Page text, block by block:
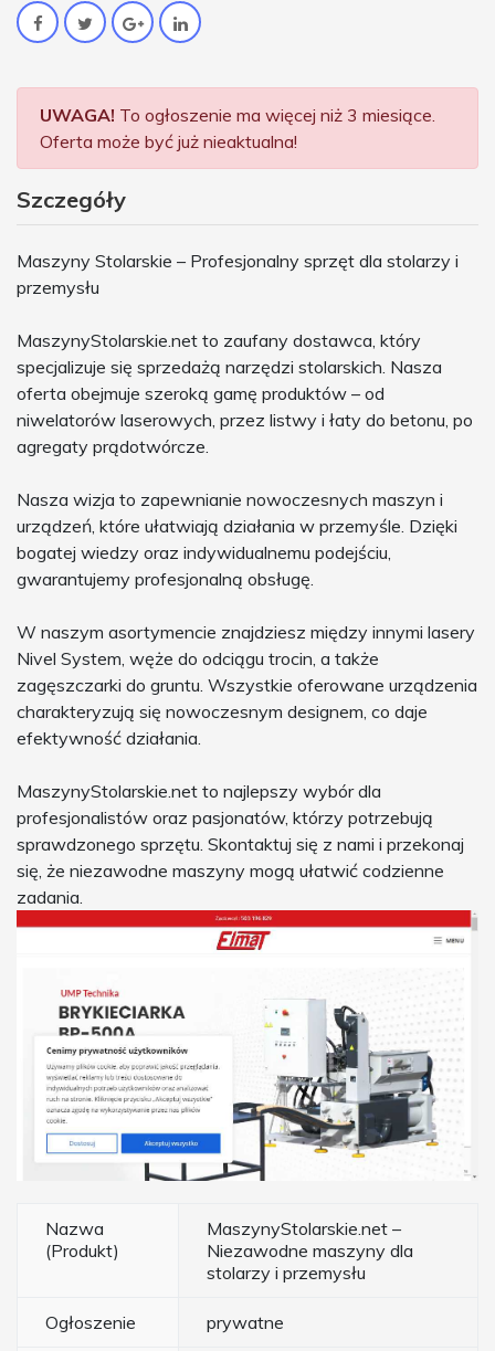
UWAGA! To ogłoszenie ma więcej niż 3 miesiące.
Oferta może być już nieaktualna!
Szczegóły
Maszyny Stolarskie – Profesjonalny sprzęt dla stolarzy i
przemysłu
MaszynyStolarskie.net to zaufany dostawca, który
specjalizuje się sprzedażą narzędzi stolarskich. Nasza
oferta obejmuje szeroką gamę produktów – od
niwelatorów laserowych, przez listwy i łaty do betonu, po
agregaty prądotwórcze.
Nasza wizja to zapewnianie nowoczesnych maszyn i
urządzeń, które ułatwiają działania w przemyśle. Dzięki
bogatej wiedzy oraz indywidualnemu podejściu,
gwarantujemy profesjonalną obsługę.
W naszym asortymencie znajdziesz między innymi lasery
Nivel System, węże do odciągu trocin, a także
zagęszczarki do gruntu. Wszystkie oferowane urządzenia
charakteryzują się nowoczesnym designem, co daje
efektywność działania.
MaszynyStolarskie.net to najlepszy wybór dla
profesjonalistów oraz pasjonatów, którzy potrzebują
sprawdzonego sprzętu. Skontaktuj się z nami i przekonaj
się, że niezawodne maszyny mogą ułatwić codzienne
zadania.
Nazwa
(Produkt)
MaszynyStolarskie.net –
Niezawodne maszyny dla
stolarzy i przemysłu
Ogłoszenie prywatne